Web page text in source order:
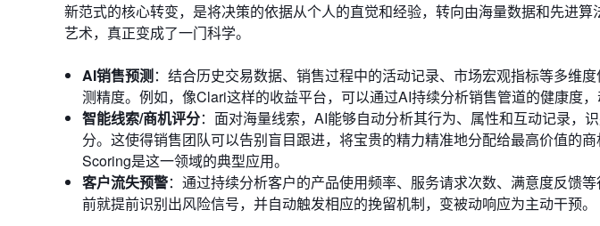
新范式的核心转变，是将决策的依据从个人的直觉和经验，转向由海量数据和先进
艺术，真正变成了一门科学。
AI销售预测：结合历史交易数据、销售过程中的活动记录、市场宏观指标等多维
测精度。例如，像Clari这样的收益平台，可以通过AI持续分析销售管道的健康度
智能线索/商机评分：面对海量线索，AI能够自动分析其行为、属性和互动记录，
分。这使得销售团队可以告别盲目跟进，将宝贵的精力精准地分配给最高价值的
Scoring是这一领域的典型应用。
客户流失预警：通过持续分析客户的产品使用频率、服务请求次数、满意度反馈
前就提前识别出风险信号，并自动触发相应的挽留机制，变被动响应为主动干预。